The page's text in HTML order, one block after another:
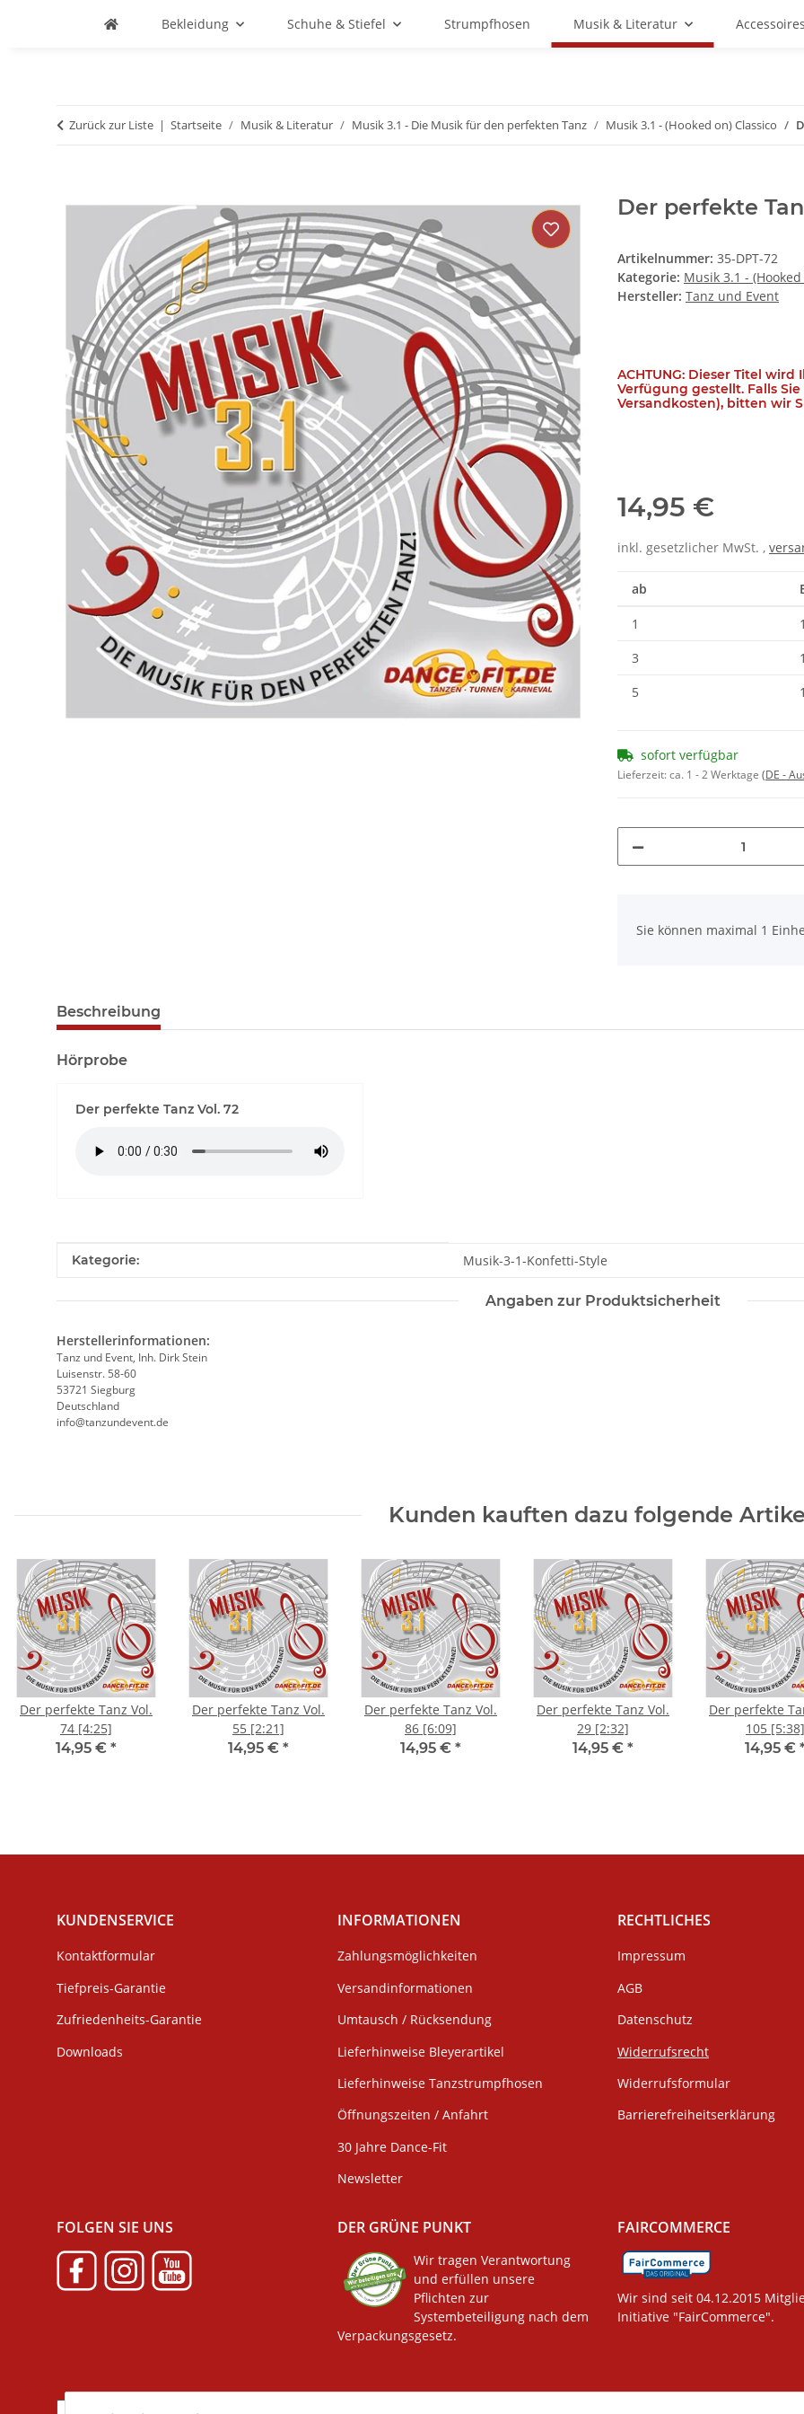
Bekleidung Schuhe & Stiefel Strumpfhosen Musik & Literatur
Zurück zur Liste Startseite Musik & Literatur Musik 3.1 - Die Musik für den perfekten Tanz Musik 3.1 - (Hooked on) Classico
Der perfekte
Artikelnummer: 35-DPT-72
Kategorie: Musik 3.1 -
Hersteller: Tanz und Event
ACHTUNG: Dieser Titel
Verfügung gestellt. Falls
Versandkosten), bitten wir
14,95 €
inkl. gesetzlicher MwSt. ,
ab
1
3
5
sofort verfügbar
Lieferzeit:ca. 1 - 2 Werktage (DE -
Sie können maximal 1
Beschreibung
Hörprobe
Der perfekte Tanz Vol. 72
Produkteigenschaft
Wert
Kategorie: Musik-3-1-Konfetti-Style
Angaben zur Produktsicherheit
Herstellerinformationen:
Tanz und Event, Inh. Dirk Stein
Luisenstr. 58-60
53721 Siegburg
Deutschland
info@tanzundevent.de
Kunden kauften dazu folgende
Der perfekte Tanz Vol.
74 [4:25]
14,95 € *
Der perfekte Tanz Vol.
55 [2:21]
14,95 € *
Der perfekte Tanz Vol.
86 [6:09]
14,95 € *
Der perfekte Tanz Vol.
29 [2:32]
14,95 € *
Der perfekte
105 [5:38]
14,95 €
KUNDENSERVICE
Kontaktformular
Tiefpreis-Garantie
Zufriedenheits-Garantie
Downloads
INFORMATIONEN
Zahlungsmöglichkeiten
Versandinformationen
Umtausch / Rücksendung
Lieferhinweise Bleyerartikel
Lieferhinweise Tanzstrumpfhosen
Öffnungszeiten / Anfahrt
30 Jahre Dance-Fit
Newsletter
RECHTLICHES
Impressum
AGB
Datenschutz
Widerrufsrecht
Widerrufsformular
Barrierefreiheitserklärung
FOLGEN SIE UNS DER GRÜNE PUNKT
Wir tragen Verantwortung
und erfüllen unsere
Pflichten zur
Systembeteiligung nach dem
Verpackungsgesetz.
FAIRCOMMERCE
Wir sind seit 04.12.2015
Initiative "FairCommerce".